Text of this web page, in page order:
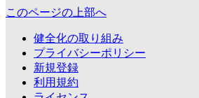
このページの上部へ
健全化の取り組み
プライバシーポリシー
新規登録
利用規約